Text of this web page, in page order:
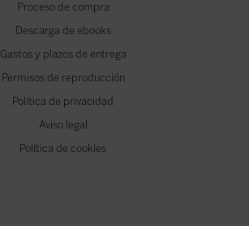
Proceso de compra
Descarga de ebooks
Gastos y plazos de entrega
Permisos de reproducción
Política de privacidad
Aviso legal
Política de cookies